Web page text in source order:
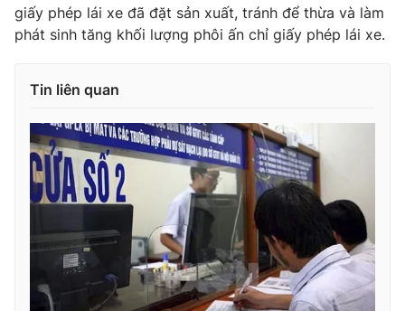
VTV Money VTV Thể thao
VTV Sức khoẻ
Thị trường 24h Tấm lòng Việt
VTV4 Vươn mình bằng AI
VTV9 VTV8
Liên hệ tòa soạn English
giấy phép lái xe đã đặt sản xuất, tránh để thừa và làm
phát sinh tăng khối lượng phôi ấn chỉ giấy phép lái xe.
Tin liên quan